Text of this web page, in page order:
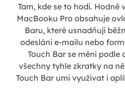
Tam, kde se to hodí. Hodně
MacBooku Pro obsahuje
Baru, které usnadňují
odeslání e-mailu nebo
Touch Bar se mění
všechny tyhle zkratky na
Touch Bar umí využívat i